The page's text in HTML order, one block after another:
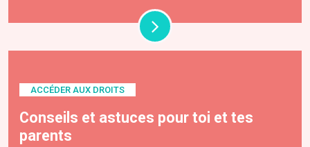
ACCÉDER AUX DROITS
Conseils et astuces pour toi et tes
parents